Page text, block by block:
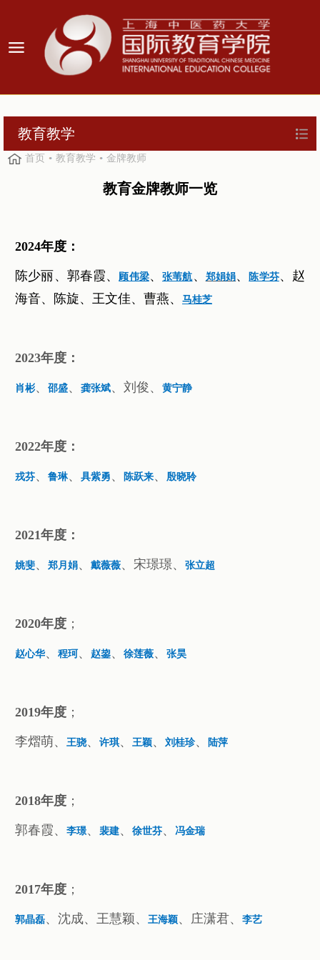
教育教学
首页 教育教学 金牌教师
教育金牌教师一览
2024年度：
陈少丽、郭春霞、 顾伟梁、张苇航 、 郑娟娟、陈学芬、赵
海音、陈旋、王文佳、曹燕、
马桂芝
2023年度：
肖彬、 邵盛、 龚张斌、刘俊、 黄宁静
2022年度：
戎芬、 鲁琳、 具紫勇 、 陈跃来、 殷晓聆
2021年度：
姚斐、 郑月娟、 戴薇薇、宋璟璟、 张立超
2020年度 ；
赵心华、 程珂 、 赵鋆、 徐莲薇、 张昊
2019年度 ；
李熠萌、 王骁、 许琪、 王颖、 刘桂珍、 陆萍
2018年度 ；
郭春霞、 李璟、 裴建、 徐世芬、 冯金瑞
2017年度 ；
郭晶磊、沈成、王慧颖、 王海颖、庄潇君、 李艺